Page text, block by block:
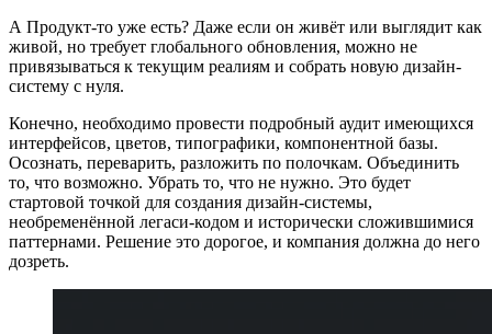
А Продукт-то уже есть? Даже если он живёт или выглядит как
живой, но требует глобального обновления, можно не
привязываться к текущим реалиям и собрать новую дизайн-
систему с нуля.
Конечно, необходимо провести подробный аудит имеющихся
интерфейсов, цветов, типографики, компонентной базы.
Осознать, переварить, разложить по полочкам. Объединить
то, что возможно. Убрать то, что не нужно. Это будет
стартовой точкой для создания дизайн-системы,
необременённой легаси-кодом и исторически сложившимися
паттернами. Решение это дорогое, и компания должна до него
дозреть.